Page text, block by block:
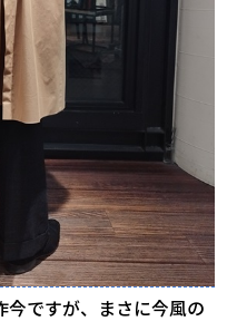
今ですが、まさに今風の